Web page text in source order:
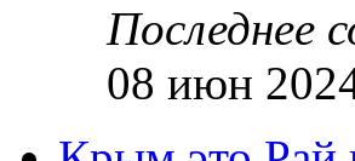
Последнее
08 июн